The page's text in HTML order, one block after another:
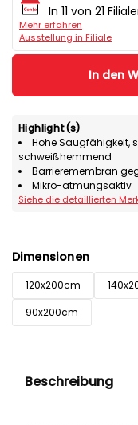
In 11 von 21
Mehr erfahren
Ausstellung in Filiale
In den
Highlight(s)
Hohe Saugfähigkeit,
schweißhemmend
Barrieremembran
Mikro-atmungsaktiv
Siehe die detaillierten
Dimensionen
120x200cm
90x200cm
Beschreibung